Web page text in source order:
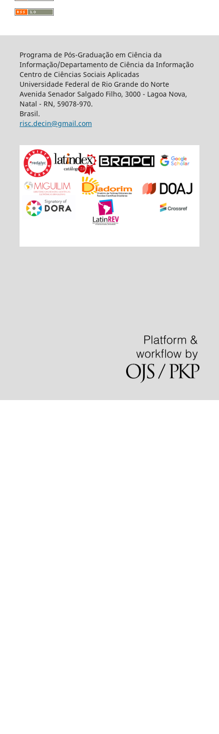
Programa de Pós-Graduação em Ciência da
Informação/Departamento de Ciência da Informação
Centro de Ciências Sociais Aplicadas
Universidade Federal de Rio Grande do Norte
Avenida Senador Salgado Filho, 3000 - Lagoa Nova,
Natal - RN, 59078-970.
Brasil.
risc.decin@gmail.com